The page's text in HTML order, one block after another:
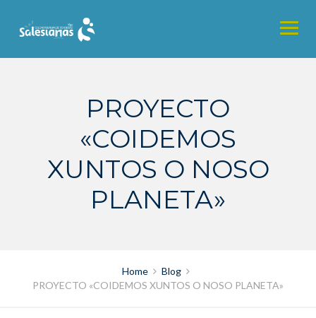
content
PROYECTO
«COIDEMOS
XUNTOS O NOSO
PLANETA»
Home
Blog
PROYECTO «COIDEMOS XUNTOS O NOSO PLANETA»